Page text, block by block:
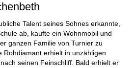
Talent seines Sohnes erkannte,
ab, kaufte ein Wohnmobil und
ganzen Familie von Turnier zu
Rohdiamant erhielt in unzähligen
seinen Feinschliff. Bald erhielt er